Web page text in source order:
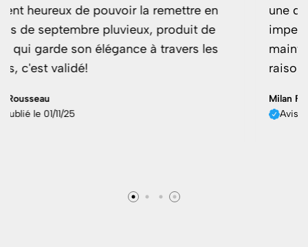
une doudoune alliant confort, chaleur et
imperméabilité par temps de pluie, c’est
maintenant chose faite, à un prix très
raisonnable.
Avis publié le 12/09/25